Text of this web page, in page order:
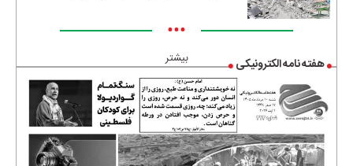
•••
بیشتر هفته نامه الکترونیکی